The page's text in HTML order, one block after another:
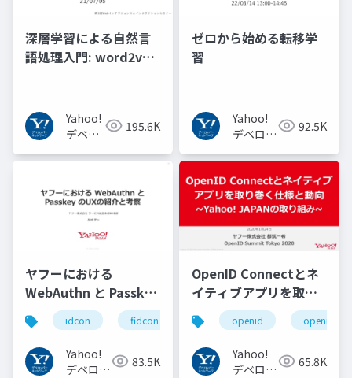
深層学習による自然言
語処理入門: word2vec
Yahoo!
デベロ
ネット
195.6K
ゼロから始める転移学
習
Yahoo!
デベロッ
トワーク
92.5K
ヤフーにおける
WebAuthn と Passkey
の UX の紹介と考察
#idcon #fidcon
idcon fidcon
Yahoo!
デベロッ
83.5K
OpenID Connectとネ
イティブアプリを取り
巻く仕様と動向 Yahoo!
JAPANの取り組み
#openid
#openid_tokyo
openid
Yahoo!
デベロッ
65.8K